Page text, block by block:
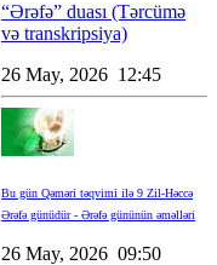
“Ərəfə” duası (Tərcümə
və transkripsiya)
26 May, 2026 12:45
Bu gün Qəməri təqvimi ilə 9 Zil-Həccə
Ərəfə günüdür - Ərəfə gününün əməlləri
26 May, 2026 09:50